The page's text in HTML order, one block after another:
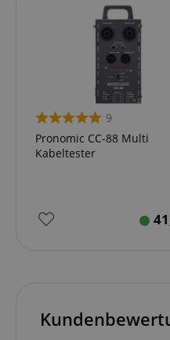
9
Pronomic CC-88 Multi
Kabeltester